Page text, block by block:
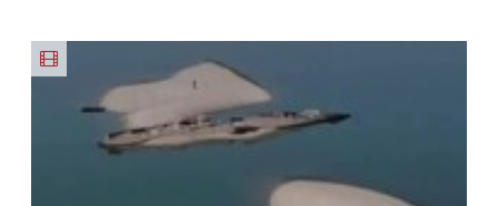
اقساطی😍
و مقاوم |
پرداخت
قسطی
حراج شد🔥
پرداخت
درب منزل